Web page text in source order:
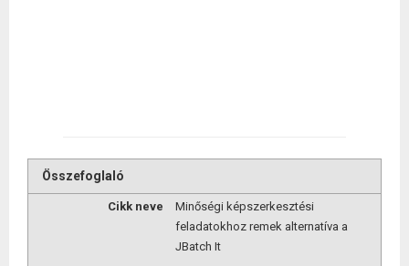
Összefoglaló
Cikk neve
Minőségi képszerkesztési
feladatokhoz remek alternatíva a
JBatch It